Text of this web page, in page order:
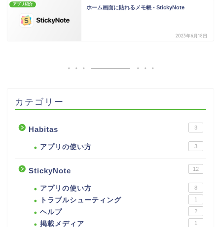
アプリ紹介
ホーム画面に貼れるメモ帳 - StickyNote
2023年6月18日
カテゴリー
Habitas 3
アプリの使い方 3
StickyNote 12
アプリの使い方 8
トラブルシューティング 1
ヘルプ 2
掲載メディア 1